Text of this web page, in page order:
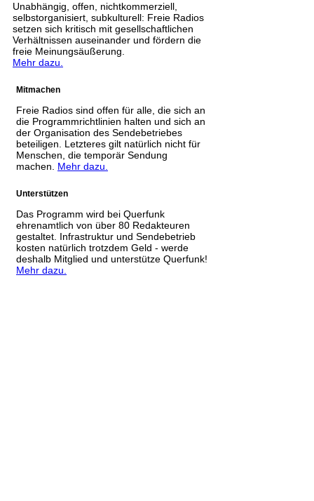
Unabhängig, offen, nichtkommerziell,
selbstorganisiert, subkulturell: Freie Radios
setzen sich kritisch mit gesellschaftlichen
Verhältnissen auseinander und fördern die
freie Meinungsäußerung.
Mehr dazu.
Mitmachen
Freie Radios sind offen für alle, die sich an
die Programmrichtlinien halten und sich an
der Organisation des Sendebetriebes
beteiligen. Letzteres gilt natürlich nicht für
Menschen, die temporär Sendung
machen. Mehr dazu.
Unterstützen
Das Programm wird bei Querfunk
ehrenamtlich von über 80 Redakteuren
gestaltet. Infrastruktur und Sendebetrieb
kosten natürlich trotzdem Geld - werde
deshalb Mitglied und unterstütze Querfunk!
Mehr dazu.